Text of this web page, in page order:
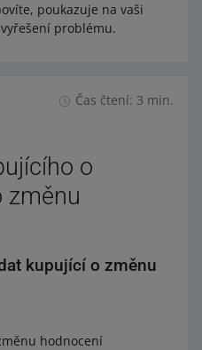
poukazuje na vaši
problému.
Čas čtení: 3 min.
o
změnu
kupující o změnu
hodnocení